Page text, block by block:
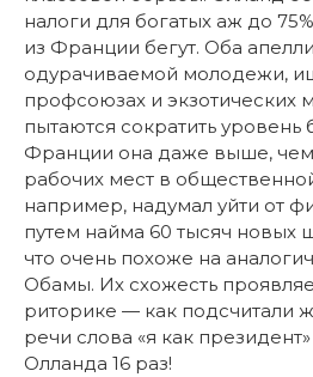
налоги для богатых аж до
из Франции бегут. Оба
одурачиваемой молодежи,
профсоюзах и экзотических
пытаются сократить уровень
Франции она даже выше,
рабочих мест в
например, надумал уйти от
путем найма 60 тысяч новых
что очень похоже на
Обамы. Их схожесть
риторике — как подсчитали
речи слова «я как
Олланда 16 раз!